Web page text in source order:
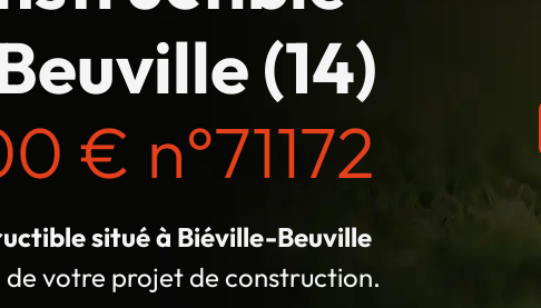
(14)
€ n°71172
situé à Biéville-Beuville
votre projet de construction.